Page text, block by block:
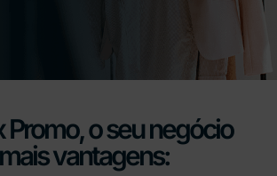
Promo, o seu negócio
vantagens: